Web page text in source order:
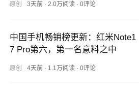
原创 3天前· 2.0万阅读· 0评论
中国手机畅销榜更新：红米Note1
7 Pro第六，第一名意料之中
原创 4天前· 1.1万阅读· 0评论